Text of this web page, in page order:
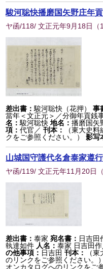
駿河聡快播磨国矢野庄年
ヤ函/118/ 文正元年9月18日 （
差出書：駿河聡快（花押） 事
當年＜文正元＞／分御年貢銭
名：駿河聡快 地名：播磨国矢
項：代官／刊本：
（東大史
クをご参照ください。）
影写
山城国守護代名倉泰家遵
ヤ函/119/ 文正元年11月20日 （
差出書：泰家 宛名書： 日吉田
執達如件 人名：泰家 日吉田作
の他事項： 日吉田刊本：
（
のリンクをご参照ください。）
オンカタログへのリンクをご